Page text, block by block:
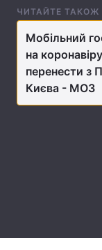
Зброя
Здоров'я
Цікавинки
Екологія
Архів
ЧИТАЙТЕ ТАКОЖ
Мобільний
на
перенести з
Києва - МОЗ